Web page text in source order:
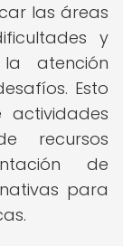
las áreas
y
atención
Esto
recursos
de
para